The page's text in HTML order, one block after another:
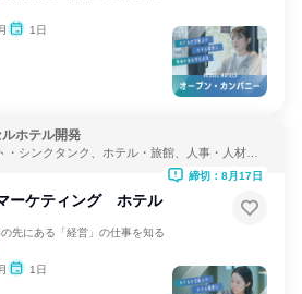
1日
ホテル開発
・シンクタンク、ホテル・旅館、人事・人材サ
ーケティング ホテル
先にある「経営」の仕事を知る
1日
締切：8月17日